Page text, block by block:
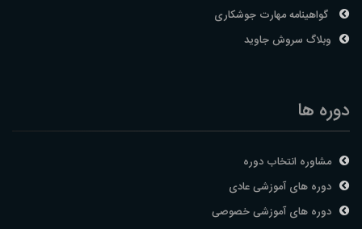
گواهینامه مهارت جوشکاری
وبلاگ سروش جاوید
دوره ها
مشاوره انتخاب دوره
دوره های آموزشی عادی
دوره های آموزشی خصوصی